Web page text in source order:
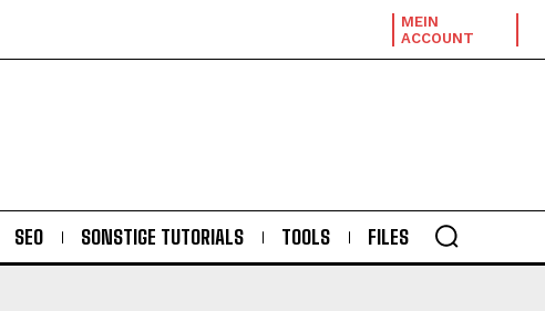
MEIN
ACCOUNT
SEO SONSTIGE TUTORIALS TOOLS FILES